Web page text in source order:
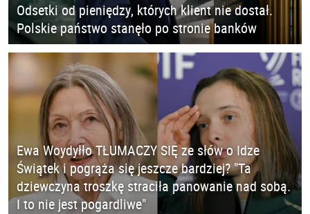
Odsetki od pieniędzy, których klient nie dostał.
Polskie państwo stanęło po stronie banków
Ewa Woydyłło TŁUMACZY SIĘ ze słów o Idze
Świątek i pogrąża się jeszcze bardziej? "Ta
dziewczyna troszkę straciła panowanie nad sobą.
I to nie jest pogardliwe"